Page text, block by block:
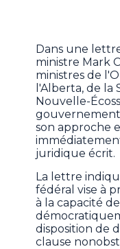
Dans une
ministre Mark
ministres de
l'Alberta, de la
Nouvelle-
son approche
juridique écrit.
La lettre
fédéral vise à
à la capacité
disposition de
clause